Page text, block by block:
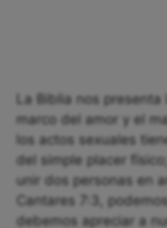
La Biblia nos
marco del amor y el
los actos sexuales
del simple placer
unir dos personas en
Cantares 7:3,
debemos apreciar a